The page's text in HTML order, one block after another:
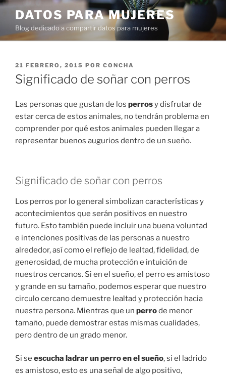
Ir
contenido
DATOS PARA MUJERES
Blog dedicado a compartir datos para mujeres
PUBLICADO
EN
21 FEBRERO, 2015 POR CONCHA
Significado de soñar con perros
Las personas que gustan de los perrosy disfrutar de
estar cerca de estos animales, no tendrán problema en
comprender por qué estos animales pueden llegar a
representar buenos augurios dentro de un sueño.
Significado de soñar con perros
Los perros por lo general simbolizan características y
acontecimientos que serán positivos en nuestro
futuro. Esto también puede incluir una buena voluntad
e intenciones positivas de las personas a nuestro
alrededor, así como el reflejo de lealtad, fidelidad, de
generosidad, de mucha protección e intuición de
nuestros cercanos. Si en el sueño, el perro es amistoso
y grande en su tamaño, podemos esperar que nuestro
circulo cercano demuestre lealtad y protección hacia
nuestra persona. Mientras que un perrode menor
tamaño, puede demostrar estas mismas cualidades,
pero dentro de un grado menor.
Si se escucha ladrar un perro en el sueño, si el ladrido
es amistoso, esto es una señal de algo positivo,